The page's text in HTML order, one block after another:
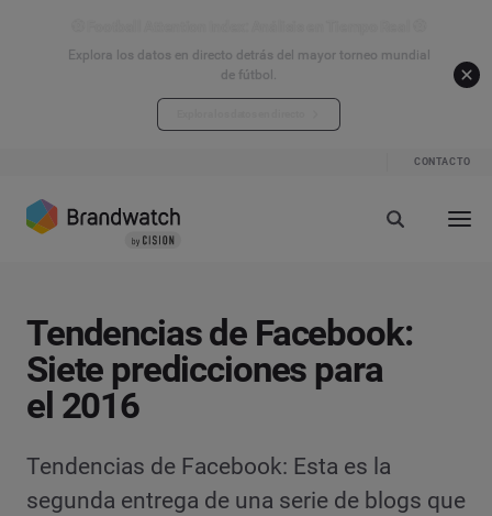
Explora los datos en directo detrás del mayor torneo mundial
de fútbol.
CONTACTO
Tendencias de Facebook:
Siete predicciones para
el 2016
Tendencias de Facebook: Esta es la
segunda entrega de una serie de blogs que